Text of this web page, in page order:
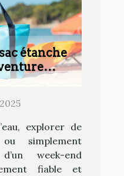
étanche
explorer de
simplement
week-end
fiable et